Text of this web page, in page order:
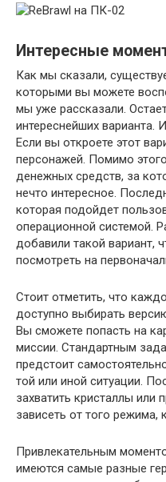
Интересные
Как мы сказали,
которыми вы можете
мы уже рассказали.
интереснейших варианта.
Если вы откроете этот
персонажей. Помимо
денежных средств, за
нечто интересное.
которая подойдет
операционной системой.
добавили такой вариант,
посмотреть на
Стоит отметить, что
доступно выбирать
Вы сможете попасть на
миссии. Стандартным
предстоит
той или иной ситуации.
захватить кристаллы или
зависеть от того режима,
Привлекательным
имеются самые разные